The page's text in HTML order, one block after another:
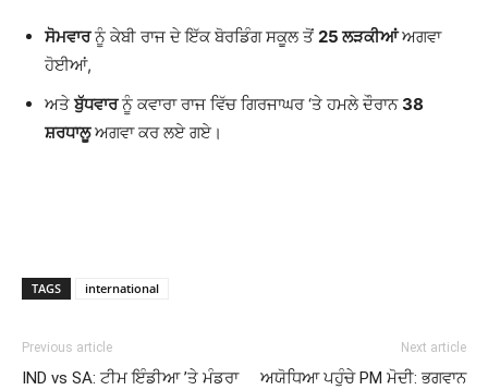
ਸੋਮਵਾਰਨੂੰ ਕੇਬੀ ਰਾਜ ਦੇ ਇੱਕ ਬੋਰਡਿੰਗ ਸਕੂਲ ਤੋਂ 25 ਲੜਕੀਆਂਅਗਵਾ
ਹੋਈਆਂ,
ਅਤੇਬੁੱਧਵਾਰਨੂੰ ਕਵਾਰਾ ਰਾਜ ਵਿੱਚ ਗਿਰਜਾਘਰ ‘ਤੇ ਹਮਲੇ ਦੌਰਾਨ 38
ਸ਼ਰਧਾਲੂਅਗਵਾ ਕਰ ਲਏ ਗਏ।
TAGS international
Previous article
IND vs SA: ਟੀਮ ਇੰਡੀਆ ’ਤੇ ਮੰਡਰਾ
Next article
ਅਯੋਧਿਆ ਪਹੁੰਚੇ PM ਮੋਦੀ: ਭਗਵਾਨ